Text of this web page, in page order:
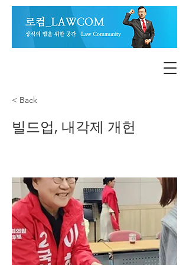
< Back
빌드업, 내각제 개헌